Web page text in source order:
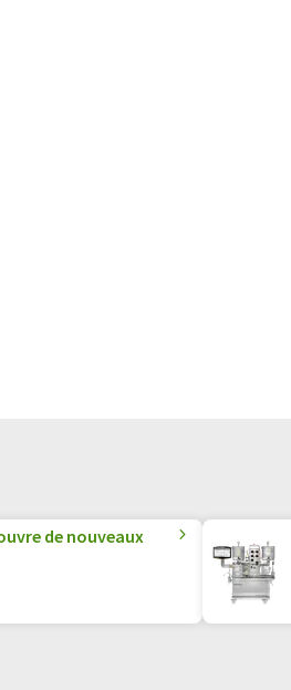
de nouveaux